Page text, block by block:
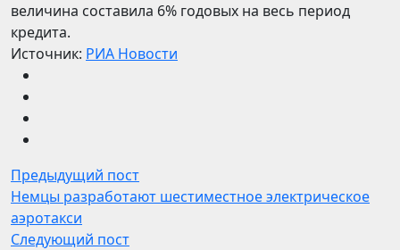
величина составила 6% годовых на весь период
кредита.
Источник: РИА Новости
Предыдущий пост
Немцы разработают шестиместное электрическое
аэротакси
Следующий пост